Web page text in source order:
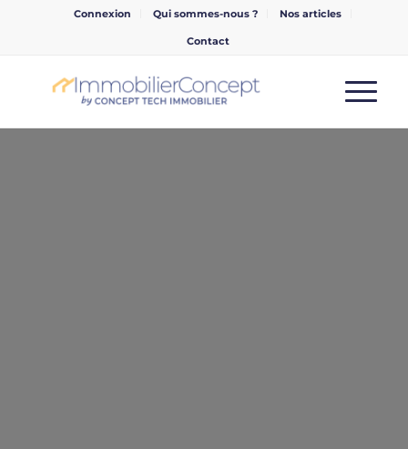
Connexion Qui sommes-nous ? Nos articles
Contact